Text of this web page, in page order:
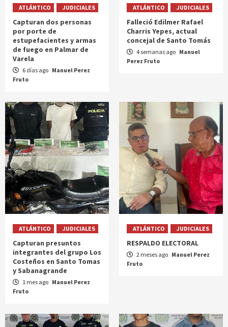
ATLÁNTICO JUDICIALES
Capturan dos personas
por porte de
estupefacientes y armas
de fuego en Palmar de
Varela
6 días ago Manuel Perez
Fruto
ATLÁNTICO JUDICIALES
Falleció Edilmer Rafael
Charris Yepes, actual
concejal de Santo Tomás
4 semanas ago Manuel
Perez Fruto
ATLÁNTICO JUDICIALES
Capturan presuntos
integrantes del grupo Los
Costeños en Santo Tomas
y Sabanagrande
1 mes ago Manuel Perez
Fruto
ATLÁNTICO JUDICIALES
RESPALDO ELECTORAL
2 meses ago Manuel Perez
Fruto